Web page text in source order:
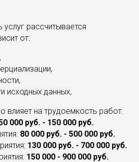
рассчитывается
от:
исходных данных,
влияет на трудоемкость работ.
000 руб. - 150 000 руб.
80 000 руб. - 500 000 руб.
130 000 руб. - 700 000 руб.
150 000 - 900 000 руб.